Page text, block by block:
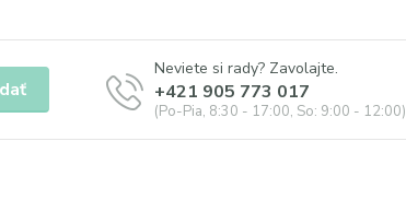
Neviete si rady? Zavolajte.
+421 905 773 017
(Po-Pia, 8:30 - 17:00, So: 9:00 - 12:00)